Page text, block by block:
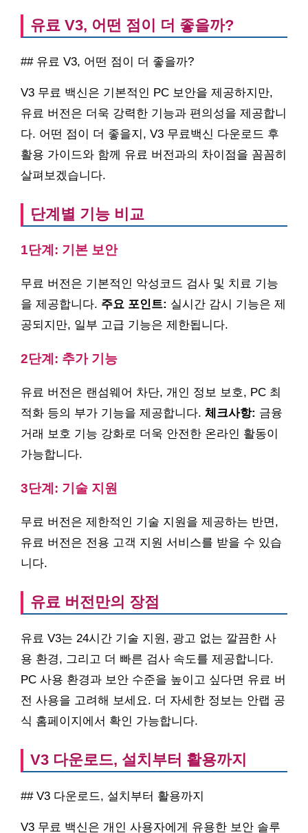
유료 V3, 어떤 점이 더 좋을까?
## 유료 V3, 어떤 점이 더 좋을까?
V3 무료 백신은 기본적인 PC 보안을 제공하지만,
유료 버전은 더욱 강력한 기능과 편의성을 제공합니
다. 어떤 점이 더 좋을지, V3 무료백신 다운로드 후
활용 가이드와 함께 유료 버전과의 차이점을 꼼꼼히
살펴보겠습니다.
단계별 기능 비교
1단계: 기본 보안
무료 버전은 기본적인 악성코드 검사 및 치료 기능
을 제공합니다. 주요 포인트: 실시간 감시 기능은 제
공되지만, 일부 고급 기능은 제한됩니다.
2단계: 추가 기능
유료 버전은 랜섬웨어 차단, 개인 정보 보호, PC 최
적화 등의 부가 기능을 제공합니다. 체크사항: 금융
거래 보호 기능 강화로 더욱 안전한 온라인 활동이
가능합니다.
3단계: 기술 지원
무료 버전은 제한적인 기술 지원을 제공하는 반면,
유료 버전은 전용 고객 지원 서비스를 받을 수 있습
니다.
유료 버전만의 장점
유료 V3는 24시간 기술 지원, 광고 없는 깔끔한 사
용 환경, 그리고 더 빠른 검사 속도를 제공합니다.
PC 사용 환경과 보안 수준을 높이고 싶다면 유료 버
전 사용을 고려해 보세요. 더 자세한 정보는 안랩 공
식 홈페이지에서 확인 가능합니다.
V3 다운로드, 설치부터 활용까지
## V3 다운로드, 설치부터 활용까지
V3 무료 백신은 개인 사용자에게 유용한 보안 솔루